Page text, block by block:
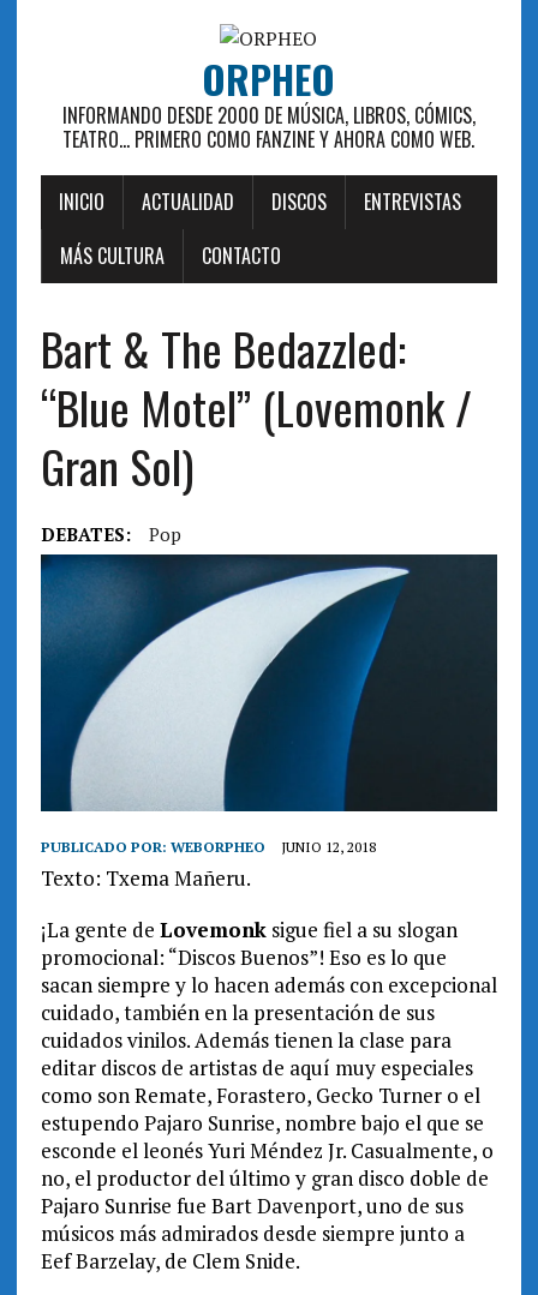
ORPHEO
INFORMANDO DESDE 2000 DE MÚSICA, LIBROS, CÓMICS,
TEATRO... PRIMERO COMO FANZINE Y AHORA COMO WEB.
INICIO ACTUALIDAD DISCOS
ENTREVISTAS
MÁS CULTURA
CONTACTO
Bart & The Bedazzled:
“Blue Motel” (Lovemonk /
Gran Sol)
DEBATES: Pop
PUBLICADO POR: WEBORPHEO JUNIO 12, 2018
Texto: TxemaMañeru.
¡La gente de Lovemonksigue fiel a su slogan
promocional: “Discos Buenos”! Eso es lo que
sacan siempre y lo hacen además con excepcional
cuidado, también en la presentación de sus
cuidados vinilos. Además tienen la clase para
editar discos de artistas de aquí muy especiales
como son Remate, Forastero, Gecko Turner o el
estupendo Pajaro Sunrise, nombre bajo el que se
esconde el leonés Yuri Méndez Jr. Casualmente, o
no, el productor del último y gran disco doble de
Pajaro Sunrise fue Bart Davenport, uno de sus
músicos más admirados desde siempre junto a
Eef Barzelay, de Clem Snide.